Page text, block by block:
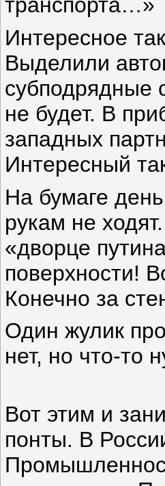
Интересное
Выделили
субподрядные
не будет. В
западных
Интересный
На бумаге
рукам не
«дворце
поверхности!
Конечно за
Один жулик
нет, но что-то
Вот этим и
понты. В